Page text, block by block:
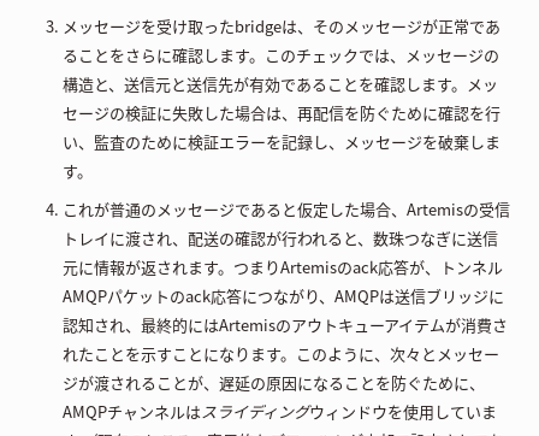
メッセージを受け取ったbridgeは、そのメッセージが正常であ
ることをさらに確認します。このチェックでは、メッセージの
構造と、送信元と送信先が有効であることを確認します。メッ
セージの検証に失敗した場合は、再配信を防ぐために確認を行
い、監査のために検証エラーを記録し、メッセージを破棄しま
す。
これが普通のメッセージであると仮定した場合、Artemisの受信
トレイに渡され、配送の確認が行われると、数珠つなぎに送信
元に情報が返されます。つまりArtemisのack応答が、トンネル
AMQPパケットのack応答につながり、AMQPは送信ブリッジに
認知され、最終的にはArtemisのアウトキューアイテムが消費さ
れたことを示すことになります。このように、次々とメッセー
ジが渡されることが、遅延の原因になることを防ぐために、
AMQPチャンネルはスライディングウィンドウを使用していま